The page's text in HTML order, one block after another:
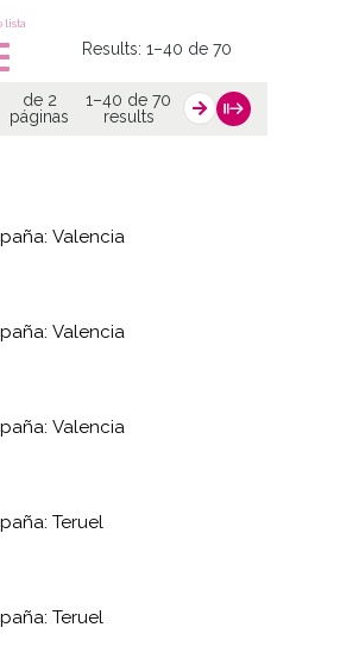
lista
Results: 1–40 de 70
de 2
páginas
1–40 de 70
results
Valencia
Valencia
Valencia
Teruel
Teruel